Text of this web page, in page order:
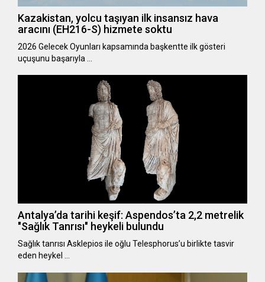
Kazakistan, yolcu taşıyan ilk insansız hava
aracını (EH216-S) hizmete soktu
2026 Gelecek Oyunları kapsamında başkentte ilk gösteri
uçuşunu başarıyla …
Antalya’da tarihi keşif: Aspendos’ta 2,2 metrelik
"Sağlık Tanrısı" heykeli bulundu
Sağlık tanrısı Asklepios ile oğlu Telesphorus’u birlikte tasvir
eden heykel …